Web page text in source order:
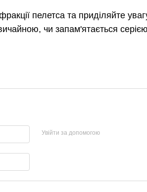
пелетса та приділяйте
чи запам'ятається
Увійти за допомогою